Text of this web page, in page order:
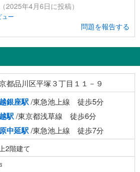
2025年4月6日に投稿）
ュー
問題を報告する
都品川区平塚３丁目１１－９
銀座駅/東急池上線 徒歩5分
駅/東京都浅草線 徒歩6分
中延駅/東急池上線 徒歩7分
2階建て